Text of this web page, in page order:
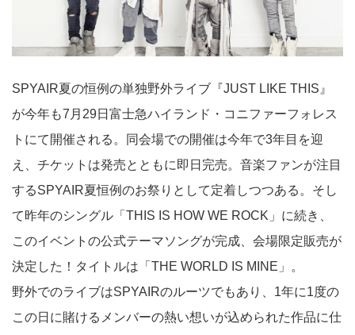
SPYAIR夏の恒例の単独野外ライブ『JUST LIKE THIS』
が今年も7月29日富士急ハイランド・コニファーフォレス
トにて開催される。同会場での開催は今年で3年目を迎
え、チケットは発売とともに即日完売。音楽ファンが注目
するSPYAIR夏恒例のお祭りとして定着しつつある。そし
て昨年のシングル「THIS IS HOW WE ROCK」に続き、
このイベントの公式テーマソングが完成、会場限定販売が
決定した！タイトルは「THE WORLD IS MINE」。
野外でのライブはSPYAIRのルーツでもあり、1年に1度の
この日に賭けるメンバーの熱い想いが込められた作品に仕